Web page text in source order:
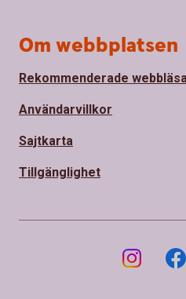
Om webbplatsen
Rekommenderade
Användarvillkor
Sajtkarta
Tillgänglighet